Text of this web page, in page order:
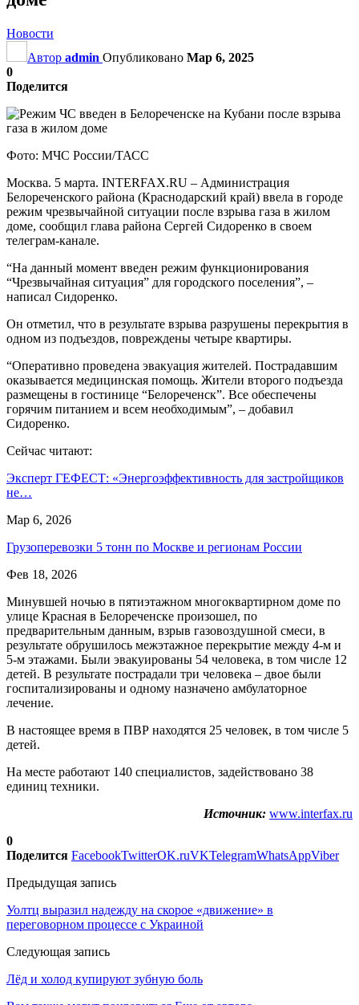
Новости
Автор admin Опубликовано Мар 6, 2025
0
Поделится
Фото: МЧС России/ТАСС
Москва. 5 марта. INTERFAX.RU – Администрация
Белореченского района (Краснодарский край) ввела в городе
режим чрезвычайной ситуации после взрыва газа в жилом
доме, сообщил глава района Сергей Сидоренко в своем
телеграм-канале.
“На данный момент введен режим функционирования
“Чрезвычайная ситуация” для городского поселения”, –
написал Сидоренко.
Он отметил, что в результате взрыва разрушены перекрытия в
одном из подъездов, повреждены четыре квартиры.
“Оперативно проведена эвакуация жителей. Пострадавшим
оказывается медицинская помощь. Жители второго подъезда
размещены в гостинице “Белореченск”. Все обеспечены
горячим питанием и всем необходимым”, – добавил
Сидоренко.
Сейчас читают:
Эксперт ГЕФЕСТ: «Энергоэффективность для застройщиков
не…
Мар 6, 2026
Грузоперевозки 5 тонн по Москве и регионам России
Фев 18, 2026
Минувшей ночью в пятиэтажном многоквартирном доме по
улице Красная в Белореченске произошел, по
предварительным данным, взрыв газовоздушной смеси, в
результате обрушилось межэтажное перекрытие между 4-м и
5-м этажами. Были эвакуированы 54 человека, в том числе 12
детей. В результате пострадали три человека – двое были
госпитализированы и одному назначено амбулаторное
лечение.
В настоящее время в ПВР находятся 25 человек, в том числе 5
детей.
На месте работают 140 специалистов, задействовано 38
единиц техники.
Источник: www.interfax.ru
0
Поделится FacebookTwitterOK.ruVKTelegramWhatsAppViber
Предыдущая запись
Уолтц выразил надежду на скорое «движение» в
переговорном процессе с Украиной
Следующая запись
Лёд и холод купируют зубную боль